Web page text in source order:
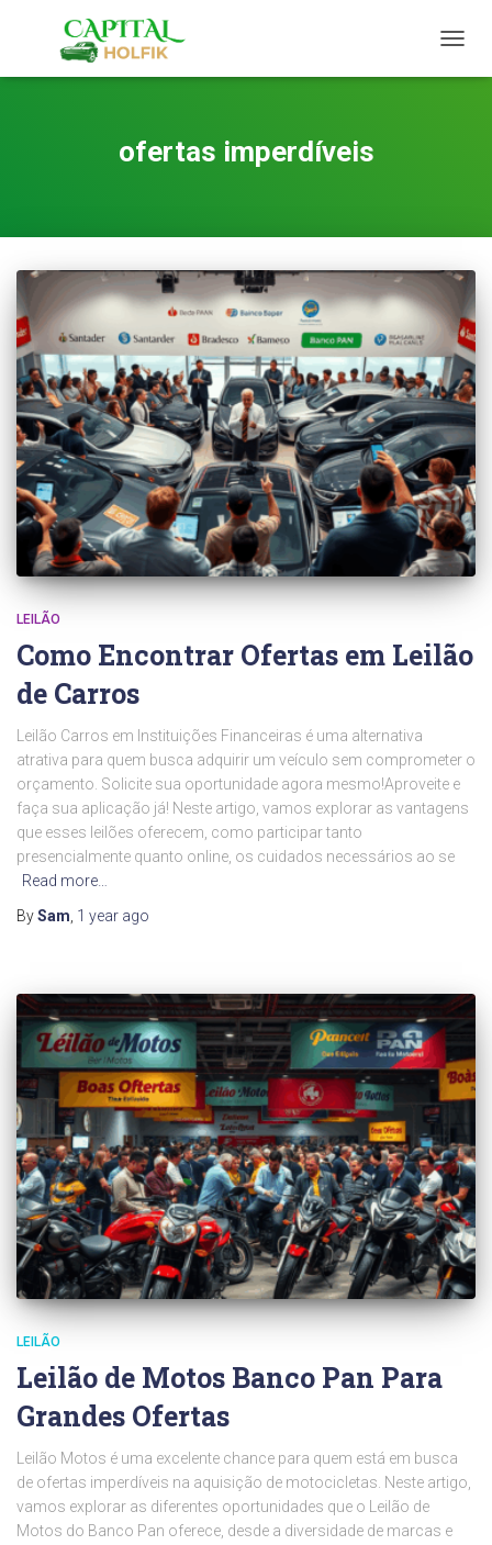
ofertas imperdíveis
LEILÃO
Como Encontrar Ofertas em Leilão
de Carros
Leilão Carros em Instituições Financeiras é uma alternativa
atrativa para quem busca adquirir um veículo sem comprometer o
orçamento. Solicite sua oportunidade agora mesmo!Aproveite e
faça sua aplicação já! Neste artigo, vamos explorar as vantagens
que esses leilões oferecem, como participar tanto
presencialmente quanto online, os cuidados necessários ao se
Read more…
BySam 1 year ago
LEILÃO
Leilão de Motos Banco Pan Para
Grandes Ofertas
Leilão Motos é uma excelente chance para quem está em busca
de ofertas imperdíveis na aquisição de motocicletas. Neste artigo,
vamos explorar as diferentes oportunidades que o Leilão de
Motos do Banco Pan oferece, desde a diversidade de marcas e